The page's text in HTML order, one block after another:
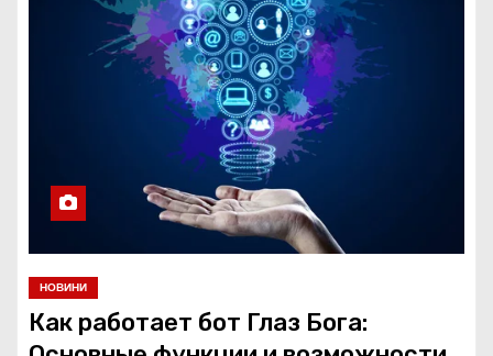
НОВИНИ
Как работает бот Глаз Бога: